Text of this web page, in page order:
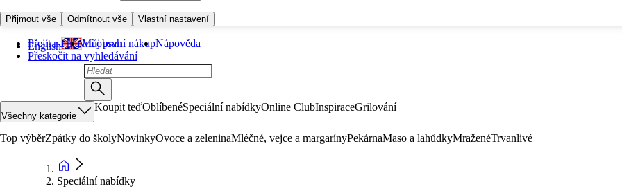
Přijmout vše Odmítnout vše Vlastní nastavení
Přejít na hlavní obsah
Přeskočit na vyhledávání
English Můj první nákupNápověda
Všechny kategorie
Koupit teďOblíbenéSpeciální nabídkyOnline ClubInspiraceGrilování
Top výběrZpátky do školyNovinkyOvoce a zeleninaMléčné, vejce a margarínyPekárnaMaso a lahůdkyMraženéTrvanlivé
Speciální nabídky